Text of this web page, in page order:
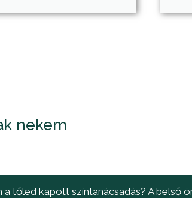
nekem
a tőled kapott színtanácsadás? A belső